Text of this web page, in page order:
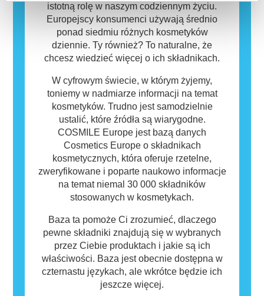
bezpieczny dla innych.
istotną rolę w naszym codziennym życiu.
Europejscy konsumenci używają średnio
ponad siedmiu różnych kosmetyków
dziennie. Ty również? To naturalne, że
chcesz wiedzieć więcej o ich składnikach.
W cyfrowym świecie, w którym żyjemy,
toniemy w nadmiarze informacji na temat
kosmetyków. Trudno jest samodzielnie
ustalić, które źródła są wiarygodne.
COSMILE Europe jest bazą danych
Cosmetics Europe o składnikach
kosmetycznych, która oferuje rzetelne,
zweryfikowane i poparte naukowo informacje
na temat niemal 30 000 składników
stosowanych w kosmetykach.
Baza ta pomoże Ci zrozumieć, dlaczego
pewne składniki znajdują się w wybranych
przez Ciebie produktach i jakie są ich
właściwości. Baza jest obecnie dostępna w
czternastu językach, ale wkrótce będzie ich
jeszcze więcej.